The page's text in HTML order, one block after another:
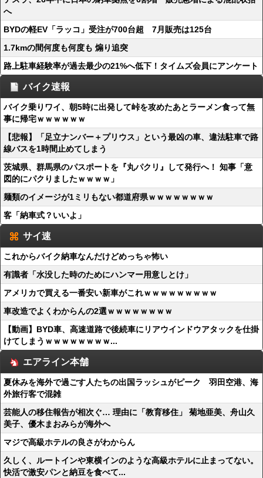
へ
BYDの軽EV「ラッコ」受注が700台超 7月販売は125台
1.7kmの間何度も何度も 煽り追突
路上駐車経験率が過去最少の21%へ低下！タイムズ会員にアンケート
バイク速報
バイク乗りワイ、朝5時に出発して峠を攻めたあとラーメン食って無
事に帰宅ｗｗｗｗｗｗ
【悲報】「足立ナンバー＋プリウス」という最凶の車、違法駐車で路
線バスを1時間止めてしまう
茨城県、群馬県のパスポートを『丸パクリ』して発行へ！ 知事「意
図的にパクりましたｗｗｗｗ」
麺類のイメージが1ミリもない都道府県ｗｗｗｗｗｗｗｗ
客「納車式？いいよ」
サイ速
これからバイク納車なんだけどめっちゃ怖い
有識者「水没した時のためにハンマー用意しとけ」
アメリカで買える一番安い新車がこれｗｗｗｗｗｗｗｗｗ
車改造でよくわからんの2選ｗｗｗｗｗｗｗｗ
【動画】BYD車、高速道路で後続車にリアウインドウアタックを仕掛
けてしまうｗｗｗｗｗｗｗｗ...
エアライン本舗
夏休みを海外で過ごす人たちの出国ラッシュがピーク 羽田空港、海
外旅行客で混雑
芸能人の移住報告が相次ぐ… 理由に「教育移住」 菊地亜美、舟山久
美子、優木まおみらが海外へ
マジで高級ホテルの良さがわからん
久しく、ルートインや東横インのような高級ホテルに止まってない。
快活で激安パンと納豆を食べて...